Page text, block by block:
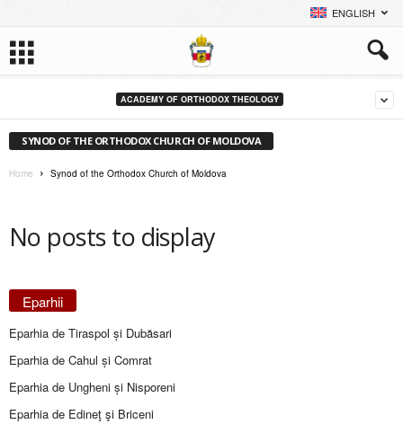
ENGLISH
ACADEMY OF ORTHODOX THEOLOGY
SYNOD OF THE ORTHODOX CHURCH OF MOLDOVA
Home Synod of the Orthodox Church of Moldova
No posts to display
Eparhii
Eparhia de Tiraspol și Dubăsari
Eparhia de Cahul și Comrat
Eparhia de Ungheni și Nisporeni
Eparhia de Edineţ şi Briceni